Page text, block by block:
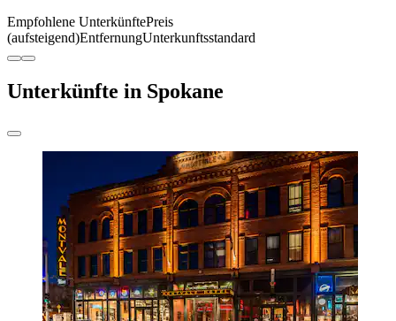
Empfohlene UnterkünftePreis
(aufsteigend)EntfernungUnterkunftsstandard
Unterkünfte in Spokane